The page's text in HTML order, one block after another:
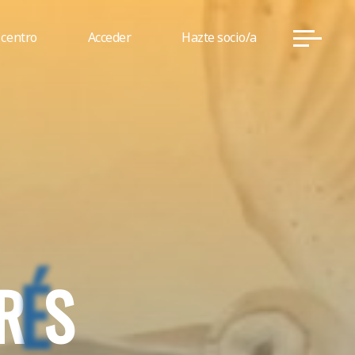
Acceder Hazte socio/a
ÉS